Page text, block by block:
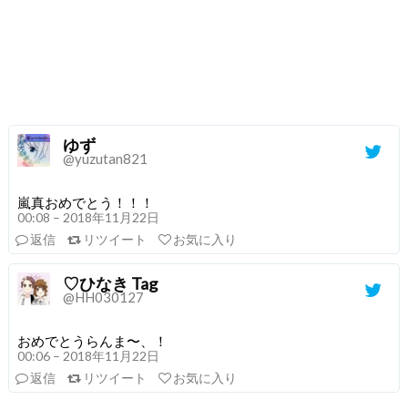
ゆず
@yuzutan821
嵐真おめでとう！！！
00:08 – 2018年11月22日
返信
リツイート お気に入り
♡ひなき Tag
@HH030127
おめでとうらんま〜、！
00:06 – 2018年11月22日
返信
リツイート お気に入り